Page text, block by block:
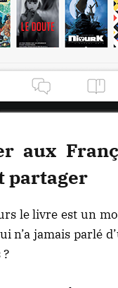
aux
partager
le livre est un
n’a jamais parlé